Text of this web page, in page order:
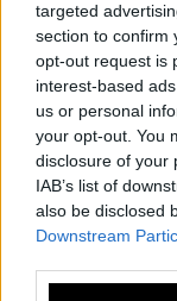
targeted
section to confirm
opt-out request is
interest-based
us or personal
your opt-out. You
disclosure of your
IAB’s list of
also be disclosed
Downstream